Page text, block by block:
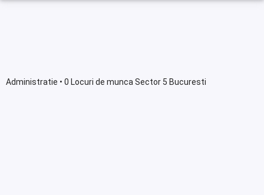
Administratie • 0 Locuri de munca Sector 5 Bucuresti